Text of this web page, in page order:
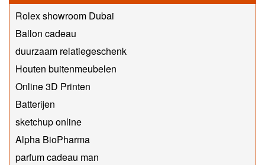
Rolex showroom Dubai
Ballon cadeau
duurzaam relatiegeschenk
Houten buitenmeubelen
Online 3D Printen
Batterijen
sketchup online
Alpha BioPharma
parfum cadeau man